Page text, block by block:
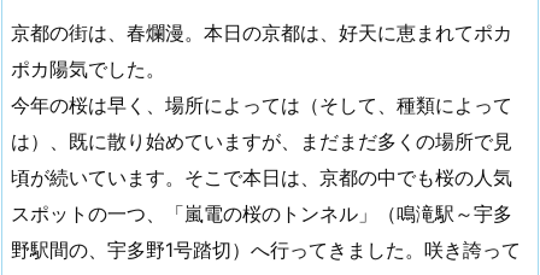
京都の街は、春爛漫。本日の京都は、好天に恵まれてポカ
ポカ陽気でした。
今年の桜は早く、場所によっては（そして、種類によって
は）、既に散り始めていますが、まだまだ多くの場所で見
頃が続いています。そこで本日は、京都の中でも桜の人気
スポットの一つ、「嵐電の桜のトンネル」（鳴滝駅～宇多
野駅間の、宇多野1号踏切）へ行ってきました。咲き誇って